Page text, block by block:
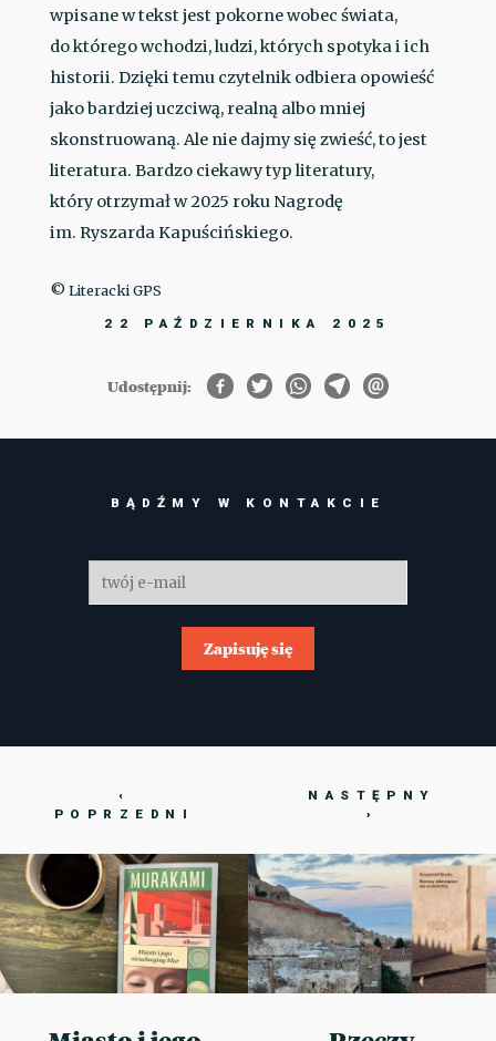
wpisane w tekst jest pokorne wobec świata,
do którego wchodzi, ludzi, których spotyka i ich
historii. Dzięki temu czytelnik odbiera opowieść
jako bardziej uczciwą, realną albo mniej
skonstruowaną. Ale nie dajmy się zwieść, to jest
literatura. Bardzo ciekawy typ literatury,
który otrzymał w 2025 roku Nagrodę
im. Ryszarda Kapuścińskiego.
© Literacki GPS
22 PAŹDZIERNIKA 2025
Udostępnij:
BĄDŹMY W KONTAKCIE
Zapisuję się
‹
POPRZEDNI
NASTĘPNY
›